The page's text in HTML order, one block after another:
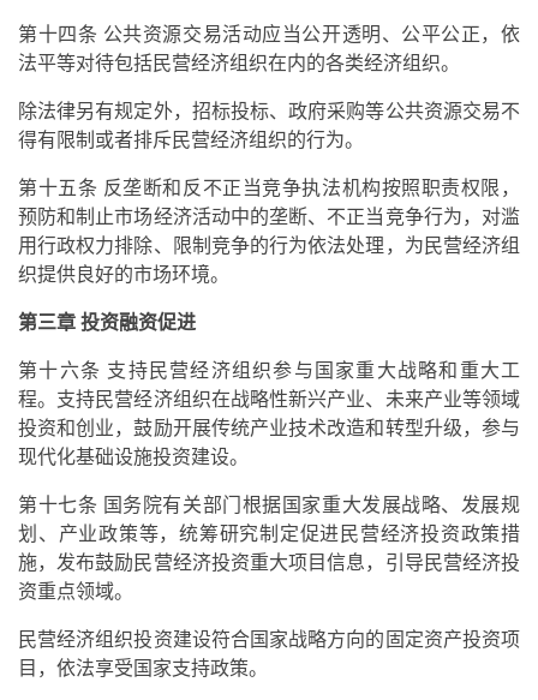
第十四条 公共资源交易活动应当公开透明、公平公正，依
法平等对待包括民营经济组织在内的各类经济组织。
除法律另有规定外，招标投标、政府采购等公共资源交易不
得有限制或者排斥民营经济组织的行为。
第十五条 反垄断和反不正当竞争执法机构按照职责权限，
预防和制止市场经济活动中的垄断、不正当竞争行为，对滥
用行政权力排除、限制竞争的行为依法处理，为民营经济组
织提供良好的市场环境。
第三章 投资融资促进
第十六条 支持民营经济组织参与国家重大战略和重大工
程。支持民营经济组织在战略性新兴产业、未来产业等领域
投资和创业，鼓励开展传统产业技术改造和转型升级，参与
现代化基础设施投资建设。
第十七条 国务院有关部门根据国家重大发展战略、发展规
划、产业政策等，统筹研究制定促进民营经济投资政策措
施，发布鼓励民营经济投资重大项目信息，引导民营经济投
资重点领域。
民营经济组织投资建设符合国家战略方向的固定资产投资项
目，依法享受国家支持政策。